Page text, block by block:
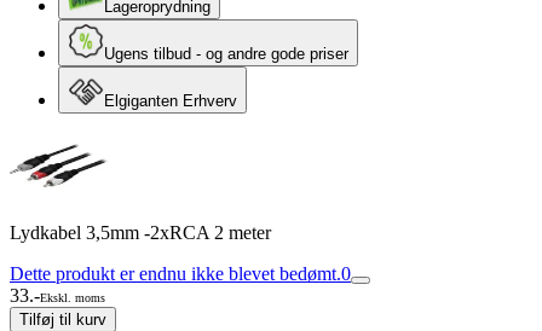
Lageroprydning
Ugens tilbud - og andre gode priser
Elgiganten Erhverv
Lydkabel 3,5mm -2xRCA 2 meter
Dette produkt er endnu ikke blevet bedømt.0
33.-Ekskl. moms
Tilføj til kurv